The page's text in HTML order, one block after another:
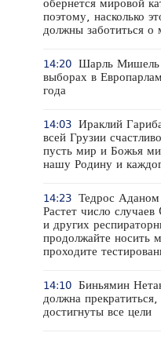
обернется мировой
поэтому, насколько
должны заботиться о
14:20 Шарль Мишель
выборах в
года
14:03 Ираклий
всей Грузии
пусть мир и Божья
нашу Родину и
14:23 Тедрос
Растет число
и других
продолжайте носить
проходите
14:10 Биньямин
должна
достигнуты все цели